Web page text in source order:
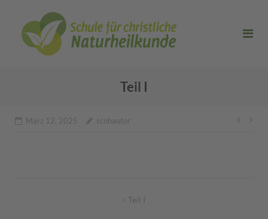
Teil I
März 12, 2025 scnhautor
Teil I